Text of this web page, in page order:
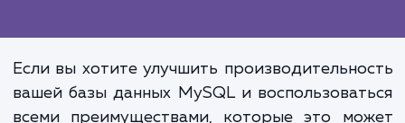
Оптимизация
базы данных MySQL – это